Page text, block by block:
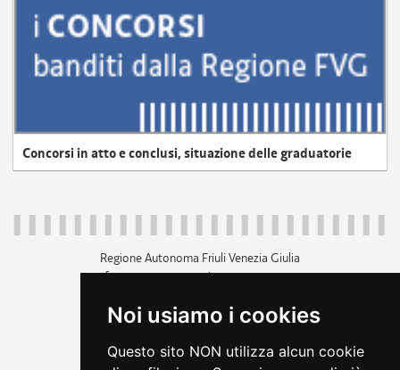
Noi usiamo i cookies
Questo sito NON utilizza alcun cookie
Concorsi in atto e conclusi, situazione delle graduatorie
Regione Autonoma Friuli Venezia Giulia
c.f. 80014930327; p.iva 00526040324
+39 040 3771111